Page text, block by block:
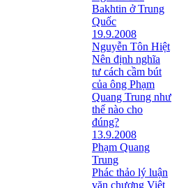
Bakhtin ở Trung
Quốc
19.9.2008
Nguyễn Tôn Hiệt
Nên định nghĩa
tư cách cầm bút
của ông Phạm
Quang Trung như
thế nào cho
đúng?
13.9.2008
Phạm Quang
Trung
Phác thảo lý luận
văn chương Việt